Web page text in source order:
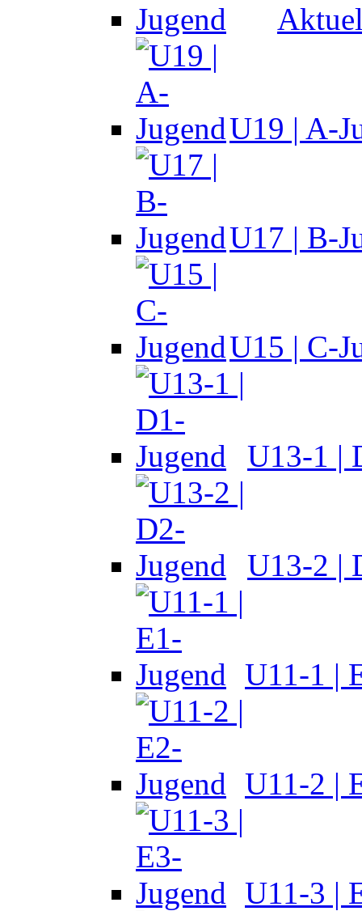
U19 | A-
U17 | B-
U15 | C-
U13-1 |
U13-2 |
U11-1 |
U11-2 |
U11-3 |